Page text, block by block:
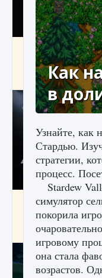
Как
оружия в MW3 и
9 августа 2024
Все новые
9 августа 2024
Как
в
Узнайте, как
Стардью.
стратегии,
процесс.
Stardew
симулятор
покорила
игровому
она стала
возрастов.